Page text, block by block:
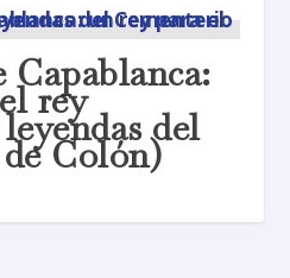
Capablanca:
rey
del
Colón)